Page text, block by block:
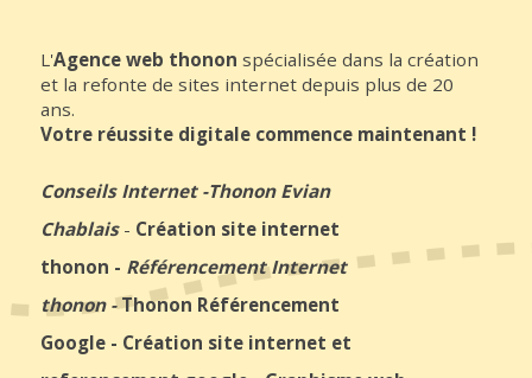
L'Agence web thonon spécialisée dans la création
et la refonte de sites internet depuis plus de 20
ans.
Votre réussite digitale commence maintenant !
Conseils Internet-Thonon Evian
Chablais- Création site internet
thonon - Référencement Internet
thonon-Thonon Référencement
Google - Création site internet et